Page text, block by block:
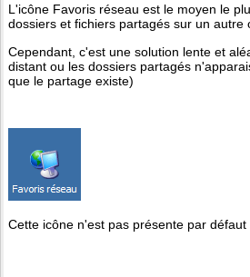
L'icône Favoris réseau est le moyen le
dossiers et fichiers partagés sur un autre
Cependant, c'est une solution lente et
distant ou les dossiers partagés
que le partage existe)
Cette icône n'est pas présente par